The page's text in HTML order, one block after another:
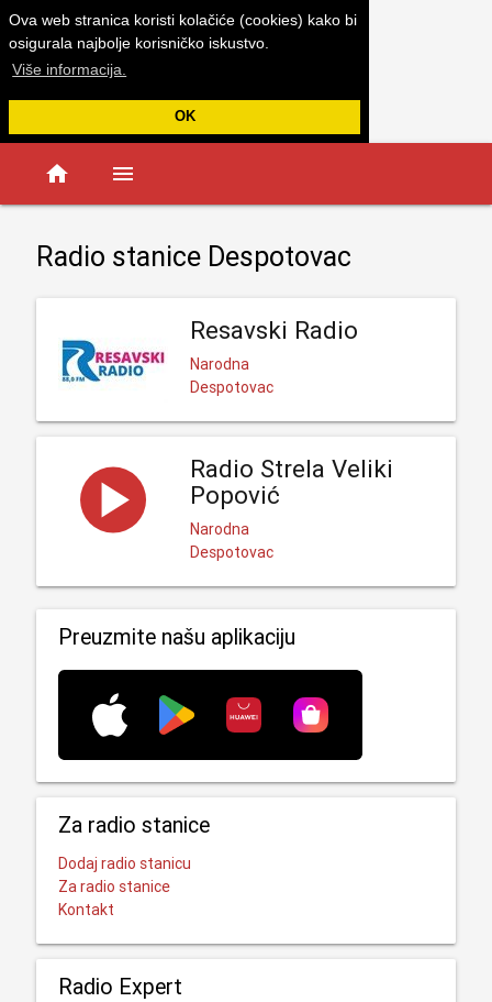
Ova web stranica koristi kolačiće (cookies) kako bi
osigurala najbolje korisničko iskustvo.
Više informacija.
OK
home menu
Radio stanice Despotovac
Resavski Radio
Narodna
Despotovac
Radio Strela Veliki
Popović
Narodna
Despotovac
Preuzmite našu aplikaciju
Za radio stanice
Dodaj radio stanicu
Za radio stanice
Kontakt
Radio Expert